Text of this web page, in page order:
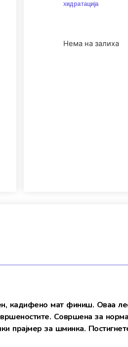
хидратација
Нема на залиха
кадифено мат финиш. Оваа
Совршена за
прајмер за шминка.